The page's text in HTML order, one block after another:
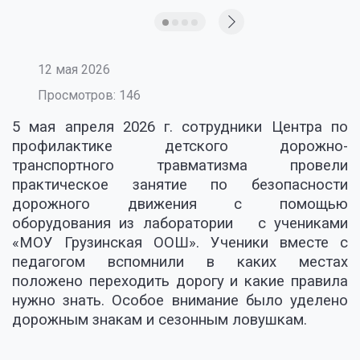
12 мая 2026
Просмотров: 146
5 мая апреля 2026 г. сотрудники Центра по
профилактике детского дорожно-
транспортного травматизма провели
практическое занятие по безопасности
дорожного движения с помощью
оборудования из лаборатории с учениками
«МОУ Грузинская ООШ». Ученики вместе с
педагогом вспомнили в каких местах
положено переходить дорогу и какие правила
нужно знать. Особое внимание было уделено
дорожным знакам и сезонным ловушкам.